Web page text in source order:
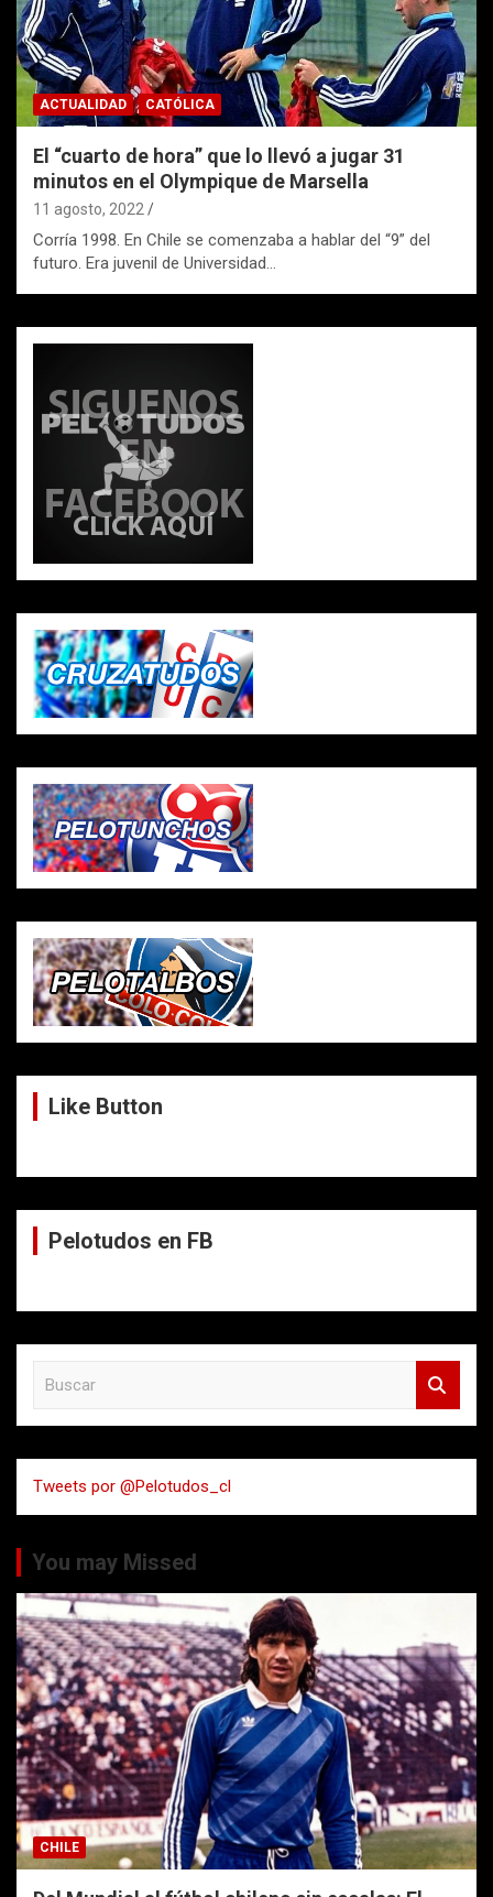
ACTUALIDAD CATÓLICA
El “cuarto de hora” que lo llevó a jugar 31
minutos en el Olympique de Marsella
11 agosto, 2022
Corría 1998. En Chile se comenzaba a hablar del “9” del
futuro. Era juvenil de Universidad…
Like Button
Pelotudos en FB
a
r
Tweets por @Pelotudos_cl
You may Missed
CHILE